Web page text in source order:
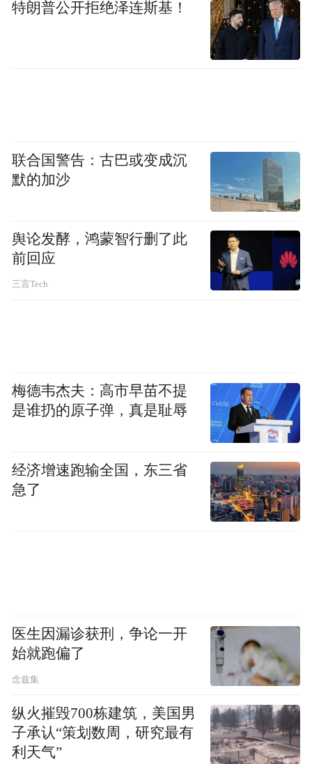
特朗普公开拒绝泽连斯基！
联合国警告：古巴或变成沉
默的加沙
舆论发酵，鸿蒙智行删了此
前回应
三言Tech
梅德韦杰夫：高市早苗不提
是谁扔的原子弹，真是耻辱
经济增速跑输全国，东三省
急了
医生因漏诊获刑，争论一开
始就跑偏了
念兹集
纵火摧毁700栋建筑，美国男
子承认“策划数周，研究最有
利天气”